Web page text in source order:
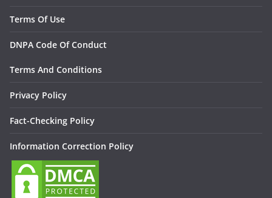
Terms Of Use
DNPA Code Of Conduct
Terms And Conditions
Privacy Policy
Fact-Checking Policy
Information Correction Policy